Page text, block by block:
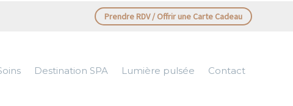
Prendre RDV / Offrir une Carte Cadeau
Destination SPA Lumière pulsée Contact